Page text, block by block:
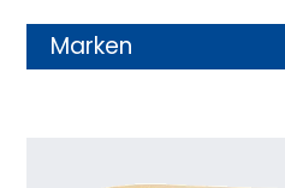
Marken